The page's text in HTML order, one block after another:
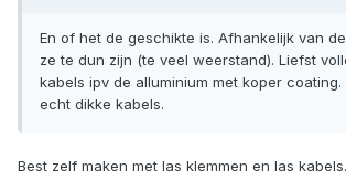
En of het de geschikte is. Afhankelijk van
ze te dun zijn (te veel weerstand). Liefst
kabels ipv de alluminium met koper
echt dikke kabels.
Best zelf maken met las klemmen en las